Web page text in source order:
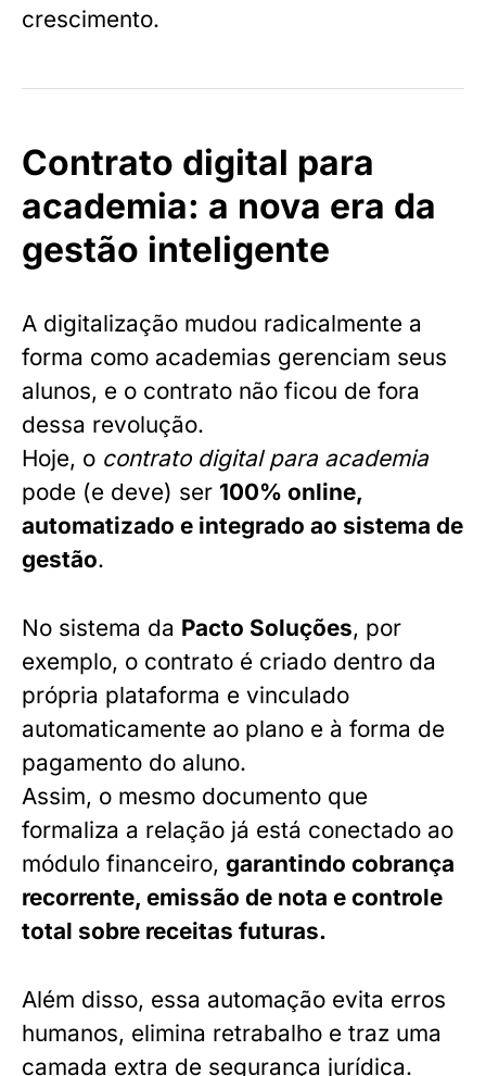
crescimento.
Contrato digital para
academia: a nova era da
gestão inteligente
A digitalização mudou radicalmente a
forma como academias gerenciam seus
alunos, e o contrato não ficou de fora
dessa revolução.
Hoje, o contrato digital para academia
pode (e deve) ser 100% online,
automatizado e integrado ao sistema de
gestão.
No sistema da Pacto Soluções, por
exemplo, o contrato é criado dentro da
própria plataforma e vinculado
automaticamente ao plano e à forma de
pagamento do aluno.
Assim, o mesmo documento que
formaliza a relação já está conectado ao
módulo financeiro, garantindo cobrança
recorrente, emissão de nota e controle
total sobre receitas futuras.
Além disso, essa automação evita erros
humanos, elimina retrabalho e traz uma
camada extra de segurança jurídica.